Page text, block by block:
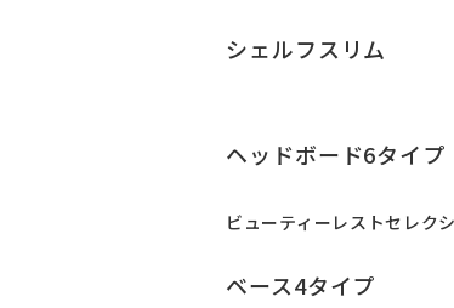
シェルフスリム
ヘッドボード6タイプ
ビューティーレストセレク
ベース4タイプ